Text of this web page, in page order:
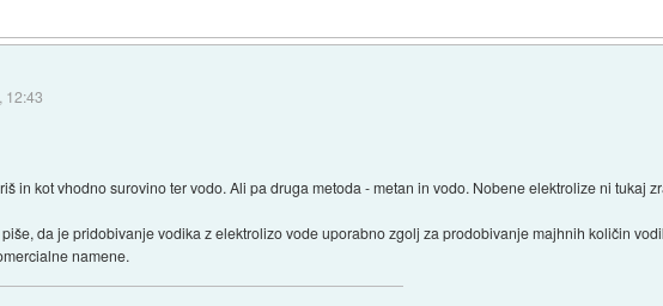
12:43
in kot vhodno surovino ter vodo. Ali pa druga metoda - metan in vodo. Nobene elektrolize ni tukaj
da je pridobivanje vodika z elektrolizo vode uporabno zgolj za prodobivanje majhnih količin
namene.